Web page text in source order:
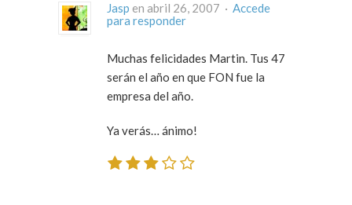
Jasp en abril 26, 2007 · Accede
para responder
Muchas felicidades Martin. Tus 47
serán el año en que FON fue la
empresa del año.
Ya verás… ánimo!